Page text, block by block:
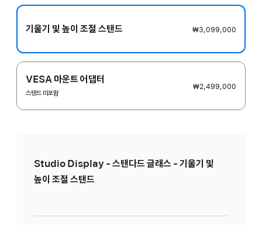
기울기 및 높이 조절 스탠드 ₩3,099,000
VESA 마운트 어댑터
스탠드 미포함
₩2,499,000
Studio Display - 스탠다드 글래스 - 기울기 및
높이 조절 스탠드